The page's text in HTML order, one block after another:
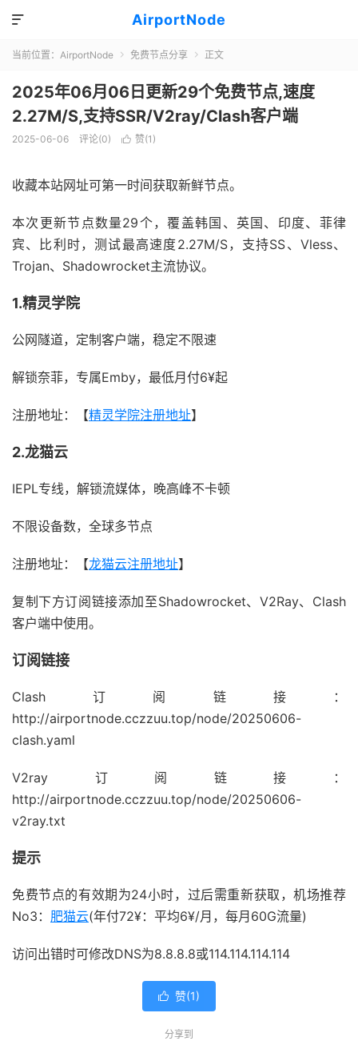
AirportNode

当前位置： AirportNode  免费节点分享  正文
2025年06月06日更新29个免费节点,速度
2.27M/S,支持SSR/V2ray/Clash客户端
2025-06-06 评论(0)  赞(1 )
收藏本站网址可第一时间获取新鲜节点。
本次更新节点数量29个，覆盖韩国、英国、印度、菲律
宾、比利时，测试最高速度2.27M/S，支持SS、Vless、
Trojan、Shadowrocket主流协议。
1.精灵学院
公网隧道，定制客户端，稳定不限速
解锁奈菲，专属Emby，最低月付6¥起
注册地址：【精灵学院注册地址】
2.龙猫云
IEPL专线，解锁流媒体，晚高峰不卡顿
不限设备数，全球多节点
注册地址：【龙猫云注册地址】
复制下方订阅链接添加至Shadowrocket、V2Ray、Clash
客户端中使用。
订阅链接
Clash订阅链接：
http://airportnode.cczzuu.top/node/20250606-
clash.yaml
V2ray订阅链接：
http://airportnode.cczzuu.top/node/20250606-
v2ray.txt
提示
免费节点的有效期为24小时，过后需重新获取，机场推荐
No3： 肥猫云(年付72¥：平均6¥/月，每月60G流量)
访问出错时可修改DNS为8.8.8.8或114.114.114.114
 赞(1)
分享到